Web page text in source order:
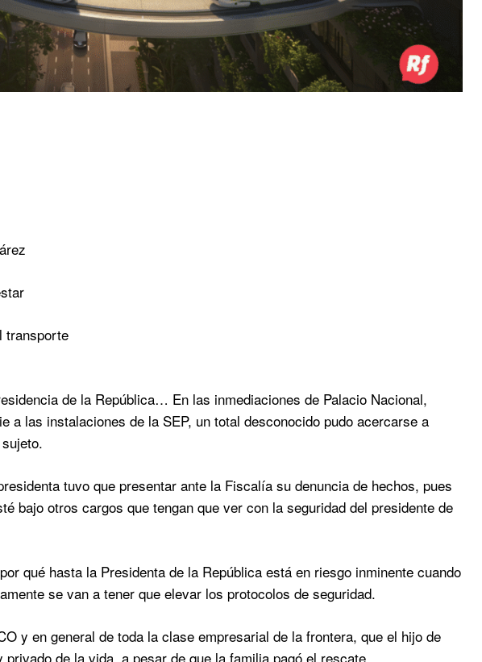
transporte
de la República… En las inmediaciones de Palacio Nacional,
a las instalaciones de la SEP, un total desconocido pudo acercarse a
tuvo que presentar ante la Fiscalía su denuncia de hechos, pues
bajo otros cargos que tengan que ver con la seguridad del presidente de
qué hasta la Presidenta de la República está en riesgo inminente cuando
se van a tener que elevar los protocolos de seguridad.
y en general de toda la clase empresarial de la frontera, que el hijo de
de la vida, a pesar de que la familia pagó el rescate.